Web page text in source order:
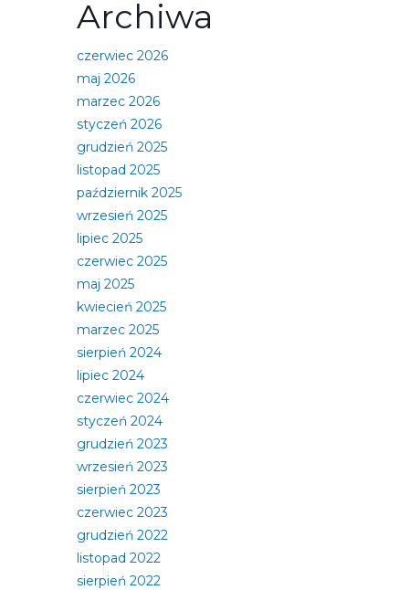
Archiwa
czerwiec 2026
maj 2026
marzec 2026
styczeń 2026
grudzień 2025
listopad 2025
październik 2025
wrzesień 2025
lipiec 2025
czerwiec 2025
maj 2025
kwiecień 2025
marzec 2025
sierpień 2024
lipiec 2024
czerwiec 2024
styczeń 2024
grudzień 2023
wrzesień 2023
sierpień 2023
czerwiec 2023
grudzień 2022
listopad 2022
sierpień 2022